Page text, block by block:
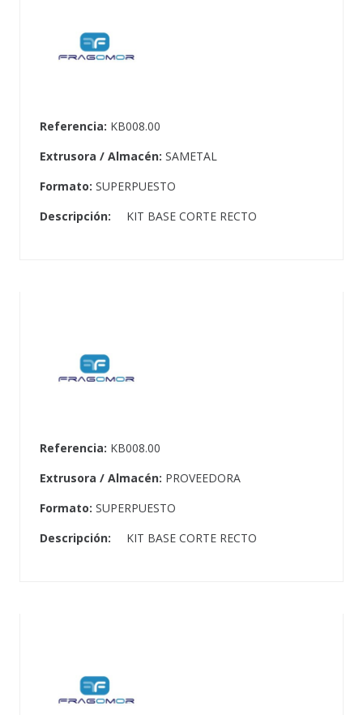
Referencia: KB008.00
Extrusora / Almacén: SAMETAL
Formato: SUPERPUESTO
Descripción:
KIT BASE CORTE RECTO
Referencia: KB008.00
Extrusora / Almacén: PROVEEDORA
Formato: SUPERPUESTO
Descripción:
KIT BASE CORTE RECTO